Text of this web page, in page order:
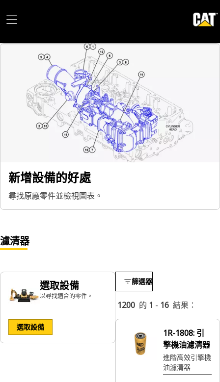
新增設備的好處
尋找原廠零件並檢視圖表。
濾清器
選取設備
以尋找適合的零件。
選取設備
篩選器
1200 的 1 - 16 結果：
1R-1808: 引
擎機油濾清器
進階高效引擎機
油濾清器